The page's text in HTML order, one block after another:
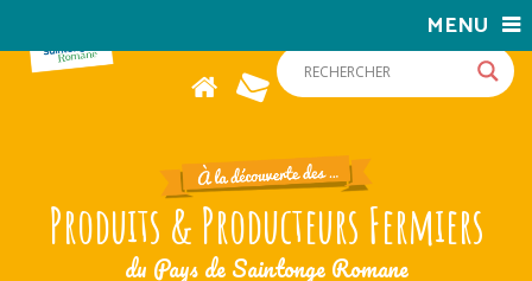
Produits & Producteurs Fermiers
du Pays de Saintonge Romane
MENU